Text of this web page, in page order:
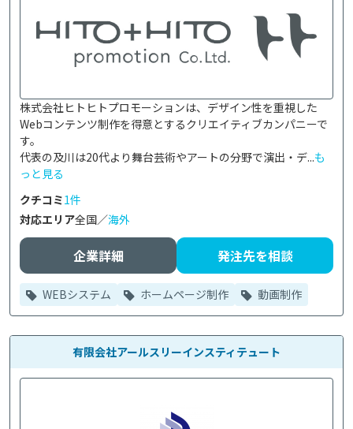
株式会社ヒトヒトプロモーションは、デザイン性を重視した
Webコンテンツ制作を得意とするクリエイティブカンパニーで
す。
代表の及川は20代より舞台芸術やアートの分野で演出・デ...も
っと見る
クチコミ1件
対応エリア全国／海外
企業詳細 発注先を相談
WEBシステム ホームページ制作 動画制作
有限会社アールスリーインスティテュート